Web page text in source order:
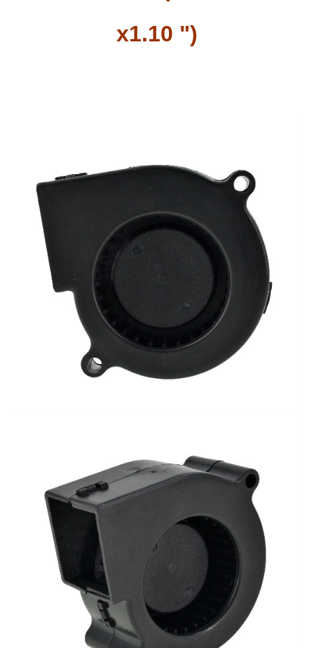
x1.10 ")